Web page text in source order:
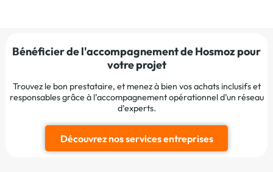
Bénéficier de l'accompagnement de Hosmoz pour
votre projet
Trouvez le bon prestataire, et menez à bien vos achats inclusifs et
responsables grâce à l’accompagnement opérationnel d’un réseau
d’experts.
Découvrez nos services entreprises